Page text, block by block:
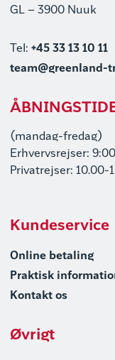
GL – 3900 Nuuk
Tel: +45 33 13 10 11
team@greenland-
(mandag-fredag)
Erhvervsrejser:
Privatrejser: 10.00-
Kundeservice
Online betaling
Praktisk
Kontakt os
Øvrigt